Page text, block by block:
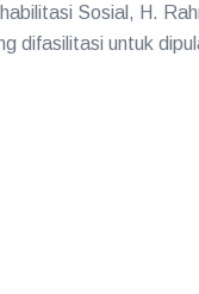
Sosial, H.
difasilitasi untuk